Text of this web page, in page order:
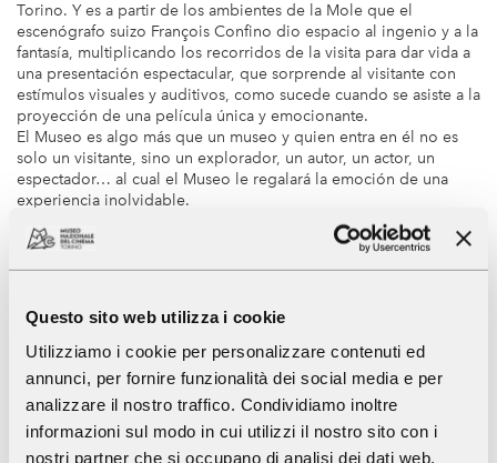
Questo sito web utilizza i cookie
Utilizziamo i cookie per personalizzare contenuti ed
annunci, per fornire funzionalità dei social media e per
analizzare il nostro traffico. Condividiamo inoltre
informazioni sul modo in cui utilizzi il nostro sito con i
nostri partner che si occupano di analisi dei dati web,
Torino. Y es a partir de los ambientes de la Mole que el
escenógrafo suizo François Confino dio espacio al ingenio y a la
fantasía, multiplicando los recorridos de la visita para dar vida a
una presentación espectacular, que sorprende al visitante con
estímulos visuales y auditivos, como sucede cuando se asiste a la
proyección de una película única y emocionante.
El Museo es algo más que un museo y quien entra en él no es
solo un visitante, sino un explorador, un autor, un actor, un
espectador… al cual el Museo le regalará la emoción de una
experiencia inolvidable.
HORARIOS
Museo
Lunes, miércoles, jueves
9 - 19